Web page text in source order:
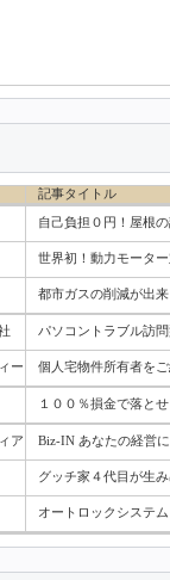
記事タイトル
自己負担０円！屋根
世界初！動力モータ
都市ガスの削減が出
パソコントラブル訪
ー 個人宅物件所有者を
１００％損金で落と
ア Biz-IN あなたの経営
グッチ家４代目が生
オートロックシステ